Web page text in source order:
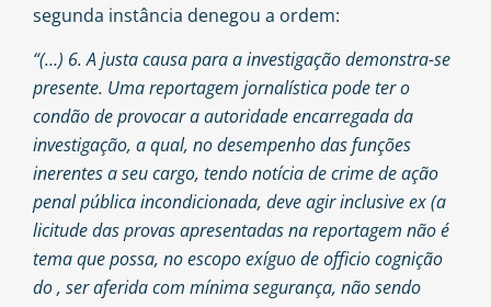
segunda instância denegou a ordem:
“(…) 6. A justa causa para a investigação demonstra-se
presente. Uma reportagem jornalística pode ter o
condão de provocar a autoridade encarregada da
investigação, a qual, no desempenho das funções
inerentes a seu cargo, tendo notícia de crime de ação
penal pública incondicionada, deve agir inclusive ex (a
licitude das provas apresentadas na reportagem não é
tema que possa, no escopo exíguo de officio cognição
do , ser aferida com mínima segurança, não sendo